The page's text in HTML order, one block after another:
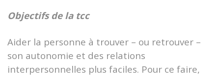
Objectifs de la tcc
Aider la personne à trouver – ou retrouver –
son autonomie et des relations
interpersonnelles plus faciles. Pour ce faire,